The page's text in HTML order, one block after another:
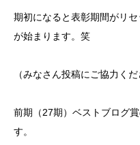
期初になると表彰期間がリ
が始まります。笑
（みなさん投稿にご協力くだ
前期（27期）ベストブログ
す。